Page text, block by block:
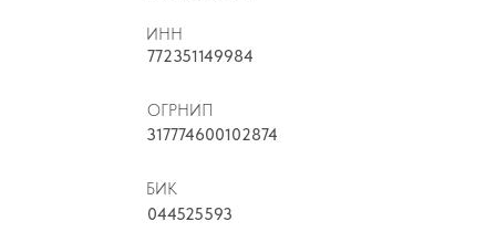
БИК
044525593
ИНН
772351149984
ОГРНИП
317774600102874